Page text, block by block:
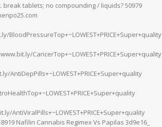
tablets; no compounding / liquids? 50979
BloodPressureTop+~LOWEST+PRICE+Super+quality
CancerTop+~LOWEST+PRICE+Super+quality
AntiDepPills+~LOWEST+PRICE+Super+quality
AntiViralPills+~LOWEST+PRICE+Super+quality
Nafilin Cannabis Regimex Vs Papilas 3d9e16_